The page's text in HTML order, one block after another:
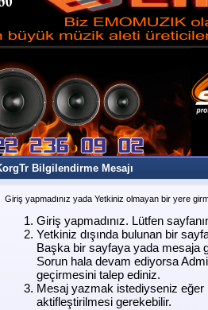
Bilgilendirme Mesajı
Giriş yapmadınız yada Yetkiniz olmayan bir yere
Giriş yapmadınız. Lütfen
Yetkiniz dışında bulunan bir
Başka bir sayfaya yada mesaja
Sorun hala devam ediyorsa
geçirmesini talep ediniz.
Mesaj yazmak istediyseniz eğer
aktifleştirilmesi gerekebilir.